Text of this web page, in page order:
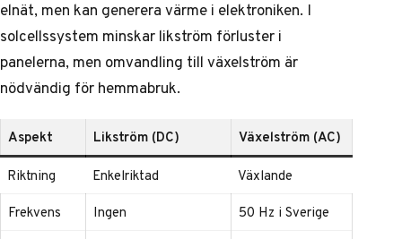
elnät, men kan generera värme i elektroniken. I
solcellssystem minskar likström förluster i
panelerna, men omvandling till växelström är
nödvändig för hemmabruk.
Aspekt Likström (DC)
Växelström (AC)
Riktning
Enkelriktad
Växlande
Frekvens
Ingen
50 Hz i Sverige